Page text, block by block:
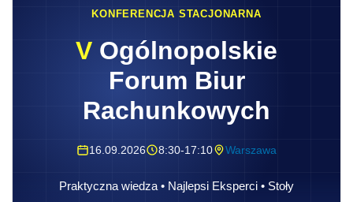
KONFERENCJA STACJONARNA
V Ogólnopolskie
Forum Biur
Rachunkowych
16.09.2026 8:30-17:10 Warszawa
Praktyczna wiedza • Najlepsi Eksperci • Stoły